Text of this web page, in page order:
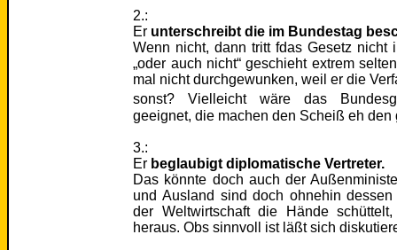
2.:
Er unterschreibt die im Bundestag
Wenn nicht, dann tritt fdas Gesetz
„oder auch nicht“ geschieht extrem
mal nicht durchgewunken, weil er die
sonst? Vielleicht wäre das
geeignet, die machen den Scheiß eh den
3.:
Er beglaubigt diplomatische Vertreter.
Das könnte doch auch der
und Ausland sind doch ohnehin
der Weltwirtschaft die Hände
heraus. Obs sinnvoll ist läßt sich